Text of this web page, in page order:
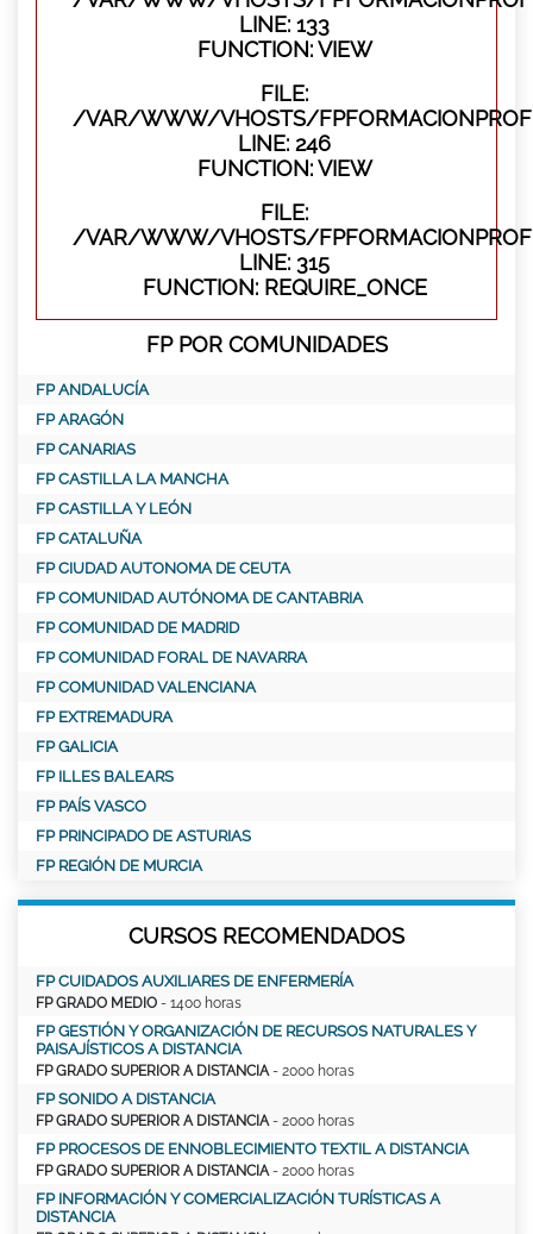
LINE: 133
FUNCTION: VIEW
FILE:
/VAR/WWW/VHOSTS/
LINE: 246
FUNCTION: VIEW
FILE:
/VAR/WWW/VHOSTS/
LINE: 315
FUNCTION: REQUIRE_ONCE
FP POR COMUNIDADES
FP ANDALUCÍA
FP ARAGÓN
FP CANARIAS
FP CASTILLA LA MANCHA
FP CASTILLA Y LEÓN
FP CATALUÑA
FP CIUDAD AUTONOMA DE CEUTA
FP COMUNIDAD AUTÓNOMA DE CANTABRIA
FP COMUNIDAD DE MADRID
FP COMUNIDAD FORAL DE NAVARRA
FP COMUNIDAD VALENCIANA
FP EXTREMADURA
FP GALICIA
FP ILLES BALEARS
FP PAÍS VASCO
FP PRINCIPADO DE ASTURIAS
FP REGIÓN DE MURCIA
CURSOS RECOMENDADOS
FP CUIDADOS AUXILIARES DE ENFERMERÍA
FP GRADO MEDIO - 1400 horas
FP GESTIÓN Y ORGANIZACIÓN DE RECURSOS NATURALES Y
PAISAJÍSTICOS A DISTANCIA
FP GRADO SUPERIOR A DISTANCIA- 2000 horas
FP SONIDO A DISTANCIA
FP GRADO SUPERIOR A DISTANCIA- 2000 horas
FP PROCESOS DE ENNOBLECIMIENTO TEXTIL A DISTANCIA
FP GRADO SUPERIOR A DISTANCIA- 2000 horas
FP INFORMACIÓN Y COMERCIALIZACIÓN TURÍSTICAS A
DISTANCIA